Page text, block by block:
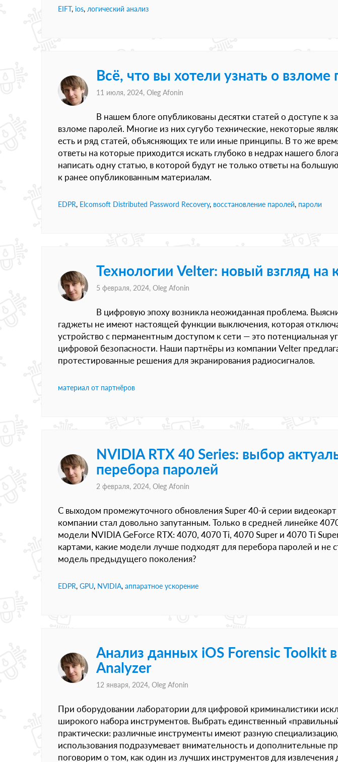
EIFT, ios, логический анализ
Всё, что вы хотели узнать о
11 июля, 2024, Oleg Afonin
В нашем блоге опубликованы десятки статей о доступе к
взломе паролей. Многие из них сугубо технические, некоторые
есть и ряд статей, объясняющих те или иные принципы. В то же
ответы на которые приходится искать глубоко в недрах нашего
написать одну статью, в которой будут не только ответы на
к ранее опубликованным материалам.
EDPR, Elcomsoft Distributed Password Recovery, восстановление паролей, пароли
Технологии Velter: новый взгляд на
5 февраля, 2024, Oleg Afonin
В цифровую эпоху возникла неожиданная проблема.
гаджеты не имеют настоящей функции выключения, которая
устройство с перманентным доступом к сети — это потенциальная
цифровой безопасности. Наши партнёры из компании Velter
протестированные решения для экранирования радиосигналов.
материал от партнёров
NVIDIA RTX 40 Series: выбор
перебора паролей
2 февраля, 2024, Oleg Afonin
С выходом промежуточного обновления Super 40-й серии
компании стал довольно запутанным. Только в средней линейке
модели NVIDIA GeForce RTX: 4070, 4070 Ti, 4070 Super и 4070 Ti
картами, какие модели лучше подходят для перебора паролей и не
модель предыдущего поколения?
EDPR, GPU, NVIDIA, аппаратное ускорение
Анализ данных iOS Forensic Toolkit
Analyzer
12 января, 2024, Oleg Afonin
При оборудовании лаборатории для цифровой криминалистики
широкого набора инструментов. Выбрать единственный
практически: различные инструменты имеют разную
использования подразумевает внимательность и дополнительные
поговорим о том, как один из лучших инструментов для извлечения